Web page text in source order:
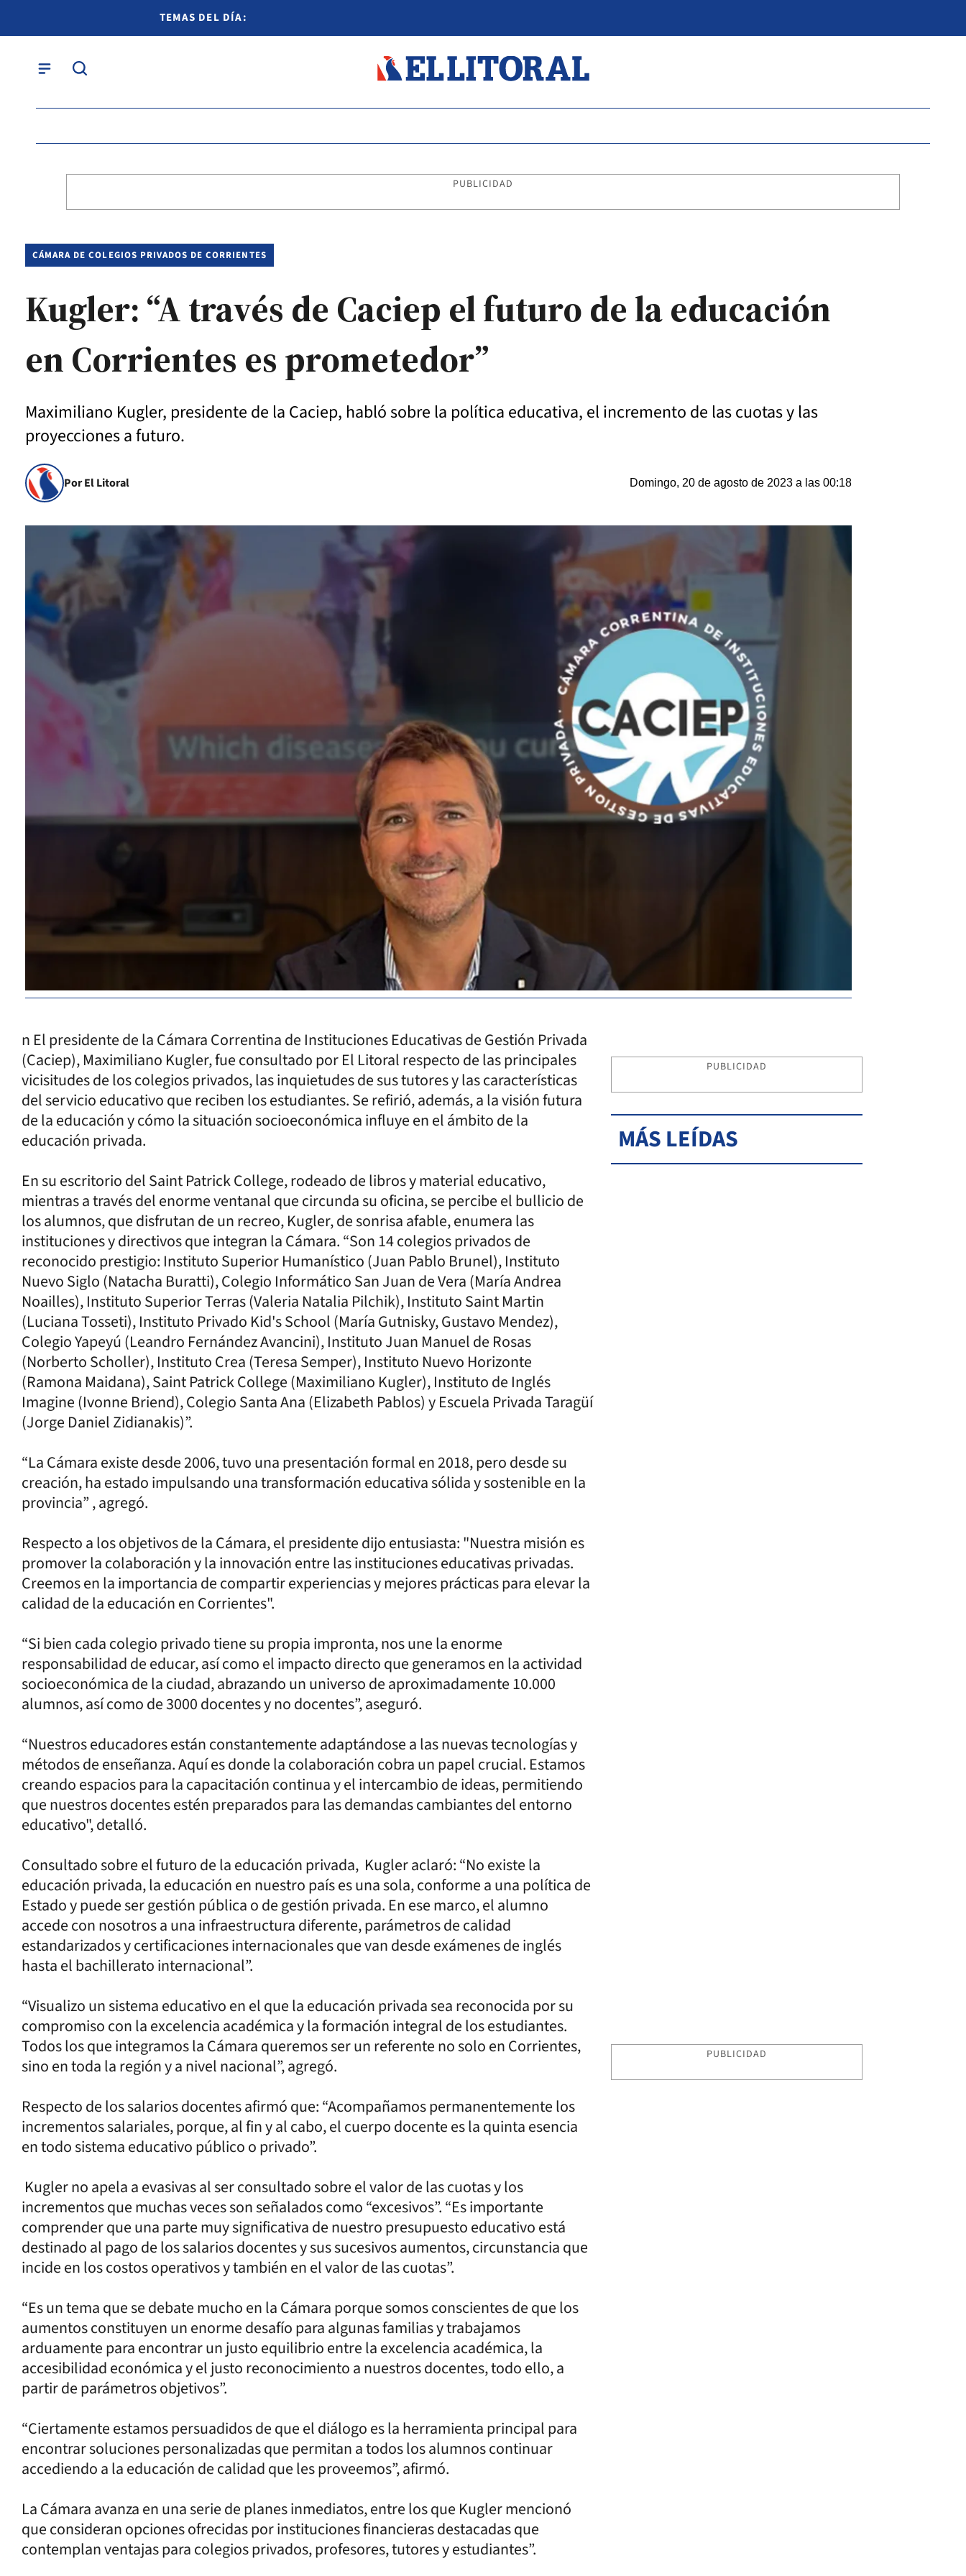
TEMAS DEL DÍA:
PUBLICIDAD
CÁMARA DE COLEGIOS PRIVADOS DE CORRIENTES
Kugler: “A través de Caciep el futuro de la educación
en Corrientes es prometedor”
Maximiliano Kugler, presidente de la Caciep, habló sobre la política educativa, el incremento de las cuotas y las
proyecciones a futuro.
Por El Litoral Domingo, 20 de agosto de 2023 a las 00:18
n El presidente de la Cámara Correntina de Instituciones Educativas de Gestión Privada
(Caciep), Maximiliano Kugler, fue consultado por El Litoral respecto de las principales
vicisitudes de los colegios privados, las inquietudes de sus tutores y las características
del servicio educativo que reciben los estudiantes. Se refirió, además, a la visión futura
de la educación y cómo la situación socioeconómica influye en el ámbito de la
educación privada.
En su escritorio del Saint Patrick College, rodeado de libros y material educativo,
mientras a través del enorme ventanal que circunda su oficina, se percibe el bullicio de
los alumnos, que disfrutan de un recreo, Kugler, de sonrisa afable, enumera las
instituciones y directivos que integran la Cámara. “Son 14 colegios privados de
reconocido prestigio: Instituto Superior Humanístico (Juan Pablo Brunel), Instituto
Nuevo Siglo (Natacha Buratti), Colegio Informático San Juan de Vera (María Andrea
Noailles), Instituto Superior Terras (Valeria Natalia Pilchik), Instituto Saint Martin
(Luciana Tosseti), Instituto Privado Kid's School (María Gutnisky, Gustavo Mendez),
Colegio Yapeyú (Leandro Fernández Avancini), Instituto Juan Manuel de Rosas
(Norberto Scholler), Instituto Crea (Teresa Semper), Instituto Nuevo Horizonte
(Ramona Maidana), Saint Patrick College (Maximiliano Kugler), Instituto de Inglés
Imagine (Ivonne Briend), Colegio Santa Ana (Elizabeth Pablos) y Escuela Privada Taragüí
(Jorge Daniel Zidianakis)”.
“La Cámara existe desde 2006, tuvo una presentación formal en 2018, pero desde su
creación, ha estado impulsando una transformación educativa sólida y sostenible en la
provincia” , agregó.
Respecto a los objetivos de la Cámara, el presidente dijo entusiasta: "Nuestra misión es
promover la colaboración y la innovación entre las instituciones educativas privadas.
Creemos en la importancia de compartir experiencias y mejores prácticas para elevar la
calidad de la educación en Corrientes".
“Si bien cada colegio privado tiene su propia impronta, nos une la enorme
responsabilidad de educar, así como el impacto directo que generamos en la actividad
socioeconómica de la ciudad, abrazando un universo de aproximadamente 10.000
alumnos, así como de 3000 docentes y no docentes”, aseguró.
“Nuestros educadores están constantemente adaptándose a las nuevas tecnologías y
métodos de enseñanza. Aquí es donde la colaboración cobra un papel crucial. Estamos
creando espacios para la capacitación continua y el intercambio de ideas, permitiendo
que nuestros docentes estén preparados para las demandas cambiantes del entorno
educativo", detalló.
Consultado sobre el futuro de la educación privada, Kugler aclaró: “No existe la
educación privada, la educación en nuestro país es una sola, conforme a una política de
Estado y puede ser gestión pública o de gestión privada. En ese marco, el alumno
accede con nosotros a una infraestructura diferente, parámetros de calidad
estandarizados y certificaciones internacionales que van desde exámenes de inglés
hasta el bachillerato internacional”.
“Visualizo un sistema educativo en el que la educación privada sea reconocida por su
compromiso con la excelencia académica y la formación integral de los estudiantes.
Todos los que integramos la Cámara queremos ser un referente no solo en Corrientes,
sino en toda la región y a nivel nacional”, agregó.
Respecto de los salarios docentes afirmó que: “Acompañamos permanentemente los
incrementos salariales, porque, al fin y al cabo, el cuerpo docente es la quinta esencia
en todo sistema educativo público o privado”.
Kugler no apela a evasivas al ser consultado sobre el valor de las cuotas y los
incrementos que muchas veces son señalados como “excesivos”. “Es importante
comprender que una parte muy significativa de nuestro presupuesto educativo está
destinado al pago de los salarios docentes y sus sucesivos aumentos, circunstancia que
incide en los costos operativos y también en el valor de las cuotas”.
“Es un tema que se debate mucho en la Cámara porque somos conscientes de que los
aumentos constituyen un enorme desafío para algunas familias y trabajamos
arduamente para encontrar un justo equilibrio entre la excelencia académica, la
accesibilidad económica y el justo reconocimiento a nuestros docentes, todo ello, a
partir de parámetros objetivos”.
“Ciertamente estamos persuadidos de que el diálogo es la herramienta principal para
encontrar soluciones personalizadas que permitan a todos los alumnos continuar
accediendo a la educación de calidad que les proveemos”, afirmó.
La Cámara avanza en una serie de planes inmediatos, entre los que Kugler mencionó
que consideran opciones ofrecidas por instituciones financieras destacadas que
contemplan ventajas para colegios privados, profesores, tutores y estudiantes”.
PUBLICIDAD
MÁS LEÍDAS
PUBLICIDAD